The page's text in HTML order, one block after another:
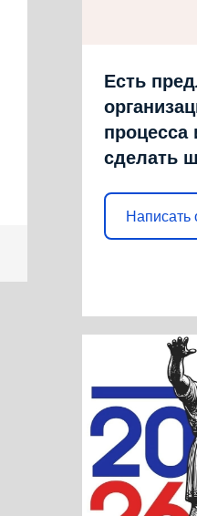
Есть
процесса
сделать
Написать